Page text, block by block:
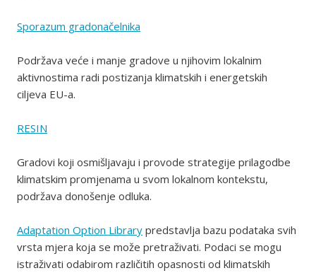
Sporazum gradonačelnika
Podržava veće i manje gradove u njihovim lokalnim
aktivnostima radi postizanja klimatskih i energetskih
ciljeva EU-a.
RESIN
Gradovi koji osmišljavaju i provode strategije prilagodbe
klimatskim promjenama u svom lokalnom kontekstu,
podržava donošenje odluka.
Adaptation Option Library predstavlja bazu podataka svih
vrsta mjera koja se može pretraživati. Podaci se mogu
istraživati odabirom različitih opasnosti od klimatskih